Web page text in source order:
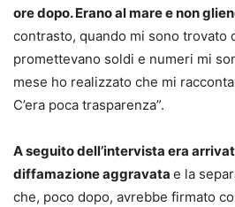
ore dopo. Erano al mare e non
contrasto, quando mi sono trovato
promettevano soldi e numeri mi
mese ho realizzato che mi
C’era poca trasparenza”.
A seguito dell’intervista era
diffamazione aggravata e la
che, poco dopo, avrebbe firmato